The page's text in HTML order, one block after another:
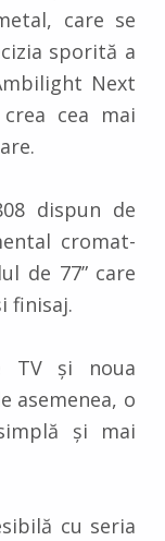
care se
sporită a
Next
cea mai
dispun de
cromat-
de 77” care
finisaj.
TV și noua
asemenea, o
și mai
cu seria